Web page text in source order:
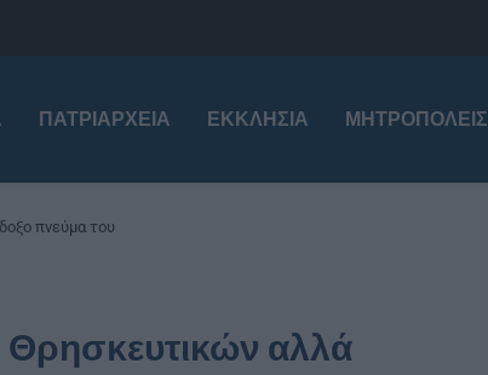
ΠΑΤΡΙΑΡΧΕΊΑ ΕΚΚΛΗΣΊΑ ΜΗΤΡΟΠΌΛΕΙΣ
πνεύμα του
Θρησκευτικών αλλά